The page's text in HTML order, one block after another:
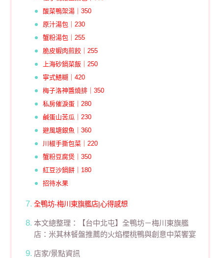
酸菜鴨架湯｜350
原汁湯包｜230
蟹粉湯包｜255
脆皮蝦肉煎餃｜255
上海砂鍋菜飯｜250
寧式鱔糊｜420
梅子洛神醬燒排｜350
私房催淚蛋｜280
鹹蛋山苦瓜｜230
避風塘銀魚｜360
川椒手撕包菜｜220
蟹粉豆腐煲｜350
紅豆沙鍋餅｜180
招待水果
全鴨坊-梅川東旗艦店|心得感想
本文總整理：【台中北屯】全鴨坊－梅川東旗艦
店：米其林餐盤推薦的火焰櫻桃鴨與創意中菜饗宴
店家/景點資訊